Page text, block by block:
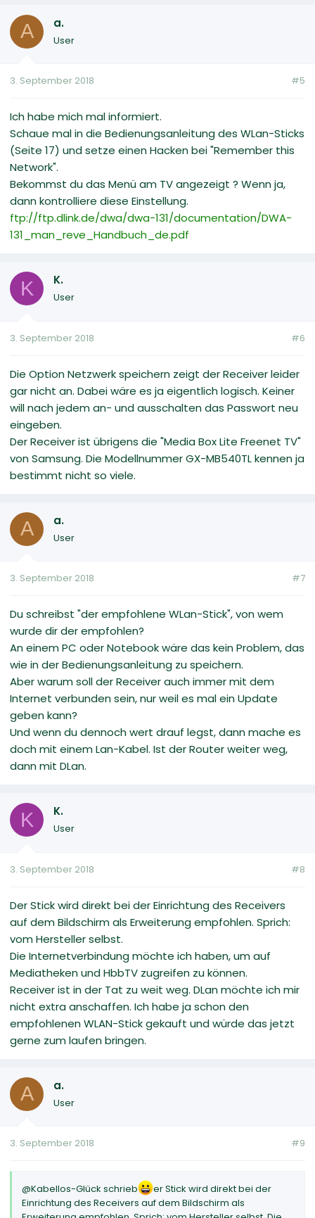
A a.
User
3. September 2018 #5
Ich habe mich mal informiert.
Schaue mal in die Bedienungsanleitung des WLan-Sticks
(Seite 17) und setze einen Hacken bei "Remember this
Network".
Bekommst du das Menü am TV angezeigt ? Wenn ja,
dann kontrolliere diese Einstellung.
ftp://ftp.dlink.de/dwa/dwa-131/documentation/DWA-
131_man_reve_Handbuch_de.pdf
K K.
User
3. September 2018 #6
Die Option Netzwerk speichern zeigt der Receiver leider
gar nicht an. Dabei wäre es ja eigentlich logisch. Keiner
will nach jedem an- und ausschalten das Passwort neu
eingeben.
Der Receiver ist übrigens die "Media Box Lite Freenet TV"
von Samsung. Die Modellnummer GX-MB540TL kennen ja
bestimmt nicht so viele.
A a.
User
3. September 2018 #7
Du schreibst "der empfohlene WLan-Stick", von wem
wurde dir der empfohlen?
An einem PC oder Notebook wäre das kein Problem, das
wie in der Bedienungsanleitung zu speichern.
Aber warum soll der Receiver auch immer mit dem
Internet verbunden sein, nur weil es mal ein Update
geben kann?
Und wenn du dennoch wert drauf legst, dann mache es
doch mit einem Lan-Kabel. Ist der Router weiter weg,
dann mit DLan.
K K.
User
3. September 2018 #8
Der Stick wird direkt bei der Einrichtung des Receivers
auf dem Bildschirm als Erweiterung empfohlen. Sprich:
vom Hersteller selbst.
Die Internetverbindung möchte ich haben, um auf
Mediatheken und HbbTV zugreifen zu können.
Receiver ist in der Tat zu weit weg. DLan möchte ich mir
nicht extra anschaffen. Ich habe ja schon den
empfohlenen WLAN-Stick gekauft und würde das jetzt
gerne zum laufen bringen.
A a.
User
3. September 2018 #9
@Kabellos-Glück schrieb
er Stick wird direkt bei der
Einrichtung des Receivers auf dem Bildschirm als